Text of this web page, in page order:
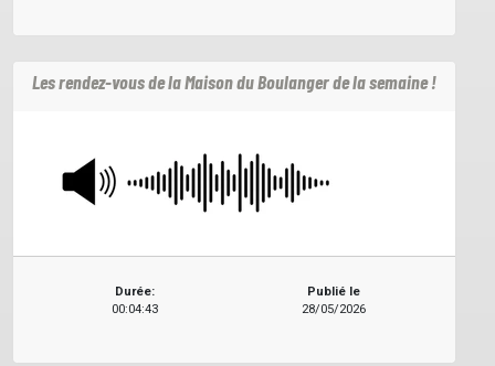
Les rendez-vous de la Maison du Boulanger de la semaine !
Durée:
00:04:43
Publié le
28/05/2026